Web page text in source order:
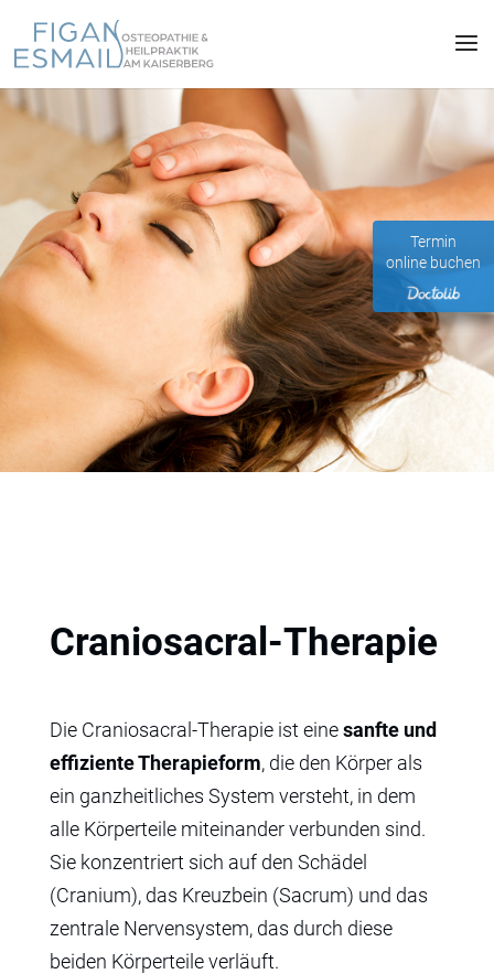
Craniosacral-Therapie
Die Craniosacral-Therapie ist einesanfte und
effiziente Therapieform, die den Körper als
ein ganzheitliches System versteht, in dem
alle Körperteile miteinander verbunden sind.
Sie konzentriert sich auf den Schädel
(Cranium), das Kreuzbein (Sacrum) und das
zentrale Nervensystem, das durch diese
beiden Körperteile verläuft.
Termin
online buchen